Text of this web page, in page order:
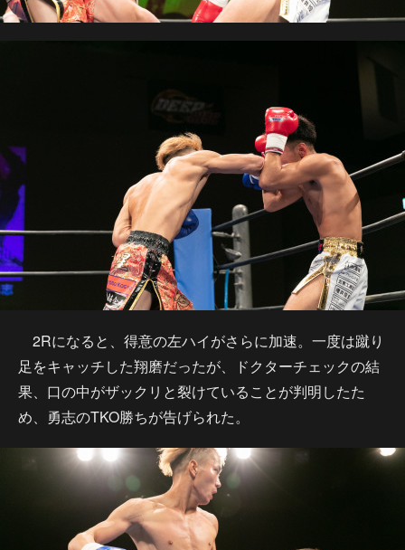
2Rになると、得意の左ハイがさらに加速。一度は蹴り
足をキャッチした翔磨だったが、ドクターチェックの結
果、口の中がザックリと裂けていることが判明したた
め、勇志のTKO勝ちが告げられた。